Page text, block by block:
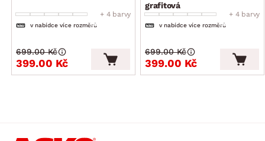
+ 4 barvy
v nabídce více rozměrů
399.00 Kč
699.00 Kč
grafitová
+ 4 barvy
v nabídce více rozměrů
399.00 Kč
699.00 Kč